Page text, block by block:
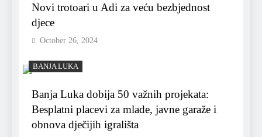
Novi trotoari u Adi za veću bezbjednost
djece
October 26, 2024
BANJA LUKA
Banja Luka dobija 50 važnih projekata:
Besplatni placevi za mlade, javne garaže i
obnova dječijih igrališta